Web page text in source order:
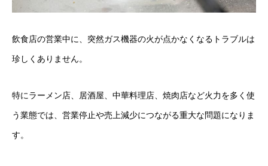
飲食店の営業中に、突然ガス機器の火が点かなくなるトラブルは
珍しくありません。
特にラーメン店、居酒屋、中華料理店、焼肉店など火力を多く使
う業態では、営業停止や売上減少につながる重大な問題になりま
す。